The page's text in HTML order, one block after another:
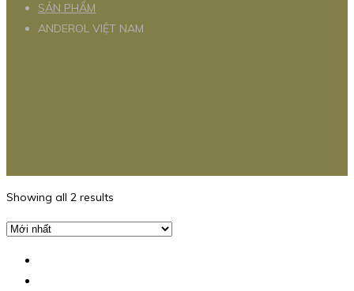
SẢN PHẨM
ANDEROL VIỆT NAM
Showing all 2 results